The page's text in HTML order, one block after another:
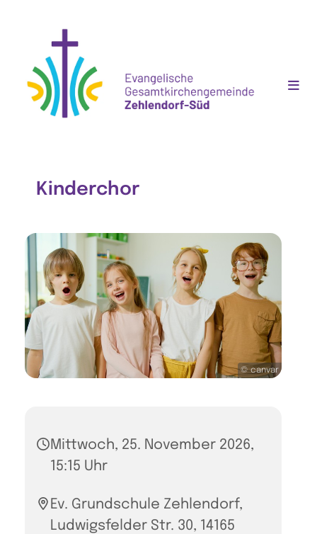
Kinderchor
© canvar
Mittwoch, 25. November 2026,
15:15 Uhr
Ev. Grundschule Zehlendorf,
Ludwigsfelder Str. 30, 14165